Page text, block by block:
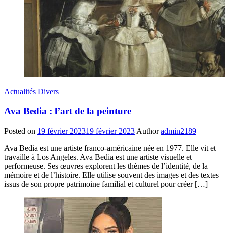
Actualités Divers
Ava Bedia : l’art de la peinture
Posted on 19 février 202319 février 2023 Author admin2189
Ava Bedia est une artiste franco-américaine née en 1977. Elle vit et
travaille à Los Angeles. Ava Bedia est une artiste visuelle et
performeuse. Ses œuvres explorent les thèmes de l’identité, de la
mémoire et de l’histoire. Elle utilise souvent des images et des textes
issus de son propre patrimoine familial et culturel pour créer […]